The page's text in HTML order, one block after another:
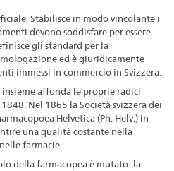
Stabilisce in modo vincolante i
devono soddisfare per essere
gli standard per la
ed è giuridicamente
immessi in commercio in Svizzera.
insieme affonda le proprie radici
Nel 1865 la Società svizzera dei
Helvetica (Ph. Helv.) in
una qualità costante nella
farmacie.
della farmacopea è mutato: la